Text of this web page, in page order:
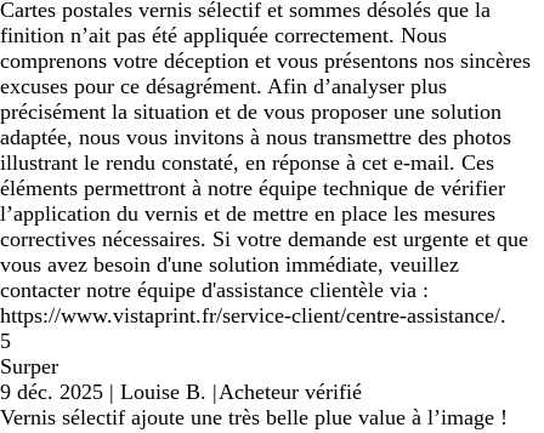
Cartes postales vernis sélectif et sommes désolés que la
finition n’ait pas été appliquée correctement. Nous
comprenons votre déception et vous présentons nos sincères
excuses pour ce désagrément. Afin d’analyser plus
précisément la situation et de vous proposer une solution
adaptée, nous vous invitons à nous transmettre des photos
illustrant le rendu constaté, en réponse à cet e-mail. Ces
éléments permettront à notre équipe technique de vérifier
l’application du vernis et de mettre en place les mesures
correctives nécessaires. Si votre demande est urgente et que
vous avez besoin d'une solution immédiate, veuillez
contacter notre équipe d'assistance clientèle via :
https://www.vistaprint.fr/service-client/centre-assistance/.
5
Surper
9 déc. 2025 | Louise B. |Acheteur vérifié
Vernis sélectif ajoute une très belle plue value à l’image !